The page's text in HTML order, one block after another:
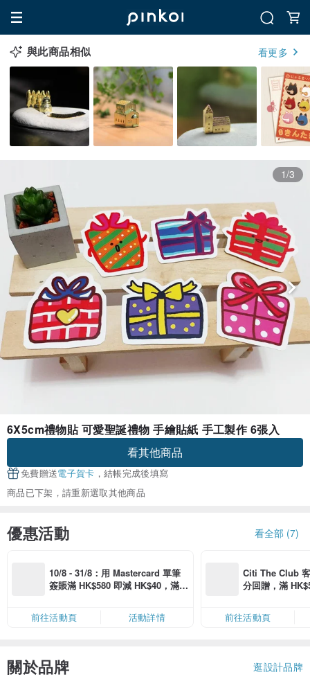
與此商品相似 看更多
1/3
6X5cm禮物貼 可愛聖誕禮物 手繪貼紙 手工製作 6張入
看其他商品
免費贈送電子賀卡 ，結帳完成後填寫
商品已下架，請重新選取其他商品
優惠活動 看全部 (7)
10/8 - 31/8：用 Mastercard 單筆
簽賬滿 HK$580 即減 HK$40，滿 H
六、日滿 HK$880 即減 HK$80（名
額有限，額滿即止，僅限「常用信
前往活動頁 活動詳情
Citi The Club
分回贈，滿
前往活動頁
關於品牌 逛設計品牌